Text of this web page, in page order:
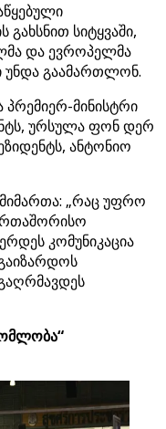
გახსნით სიტყვაში,
და ევროპელმა
გაამართლონ.
პრემიერ-მინისტრი
ურსულა ფონ დერ
ანტონიო
„რაც უფრო
კომუნიკაცია